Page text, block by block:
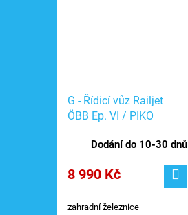
G - Řídicí vůz Railjet
ÖBB Ep. VI / PIKO
Dodání do 10-30 dnů
8 990 Kč
zahradní železnice